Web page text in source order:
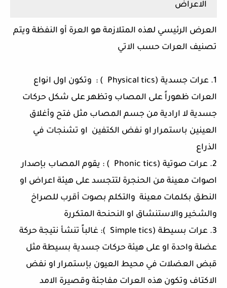
الاعراض
العرض الرئيسي لهذه المتلازمة هو العرة أو النفظة ويتم
تصنيف العرات حسب الاتي
1. عرات جسدية (Physical tics ) : وتكون اول انواع
العرات ظهوراً على المصاب وتظهر على شكل حركات
جسدية لا ارادية من جسم المصاب مثل فتح وأغلاق
العينين باستمرار او نفض الكتفين او تشنجات في
الذراع
2. عرات صوتية (Phonic tics ) : يقوم المصاب بإصدار
اصوات معينة من الحنجرة لتتجسد على هيئة اعراض او
النطق بكلمات معينة والتكلم بصوت أقرب للصراخ
والشخير والاستنشاق او النحنحة المتكررة
3. عرات بسيطة (Simple tics ): غالباً تنشأ نتيجة حركة
عضلة واحدة او على هيئة حركات جسدية بسيطة مثل
قبض العضلات في محيط العيون بإستمرار او نفض
الاكتاف وتكون هذه العرات مفاجئة وقصيرة الامد